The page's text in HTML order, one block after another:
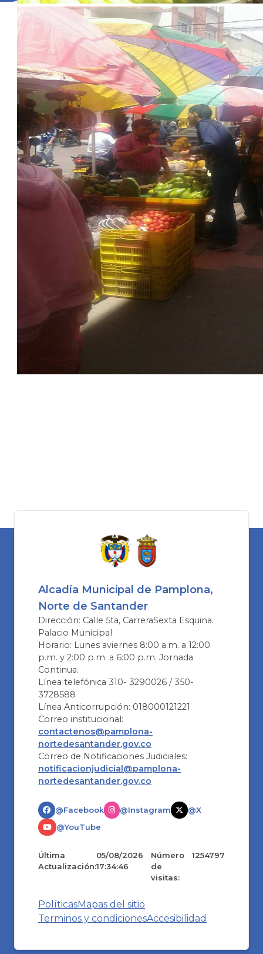
Alcadía Municipal de Pamplona,
Norte de Santander
Dirección: Calle 5ta, CarreraSexta Esquina.
Palacio Municipal
Horario: Lunes aviernes 8:00 a.m. a 12:00
p.m. y 2:00 p.m. a 6:00 p.m. Jornada
Continua.
Línea telefónica 310- 3290026 / 350-
3728588
Línea Anticorrupción: 018000121221
Correo institucional:
contactenos@pamplona-
nortedesantander.gov.co
Correo de Notificaciones Judiciales:
notificacionjudicial@pamplona-
nortedesantander.gov.co
@Facebook @Instagram
@X
@YouTube
Última
Actualización:
05/08/2026
17:34:46
Número
de
visitas:
1254797
PolíticasMapas del sitio
Terminos y condicionesAccesibilidad